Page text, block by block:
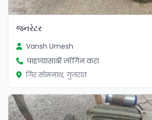
જનરેટર
Vansh Umesh
पाहण्यासाठी लॉगिन करा
गिर सोमनाथ, गुजरात